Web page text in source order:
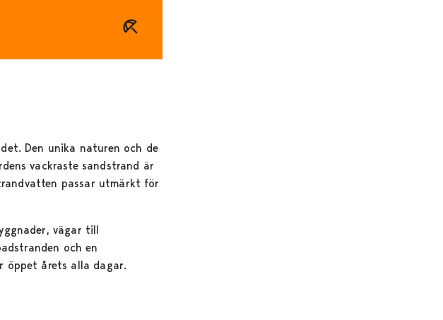
Den unika naturen och de
vackraste sandstrand är
passar utmärkt för
vägar till
och en
öppet årets alla dagar.